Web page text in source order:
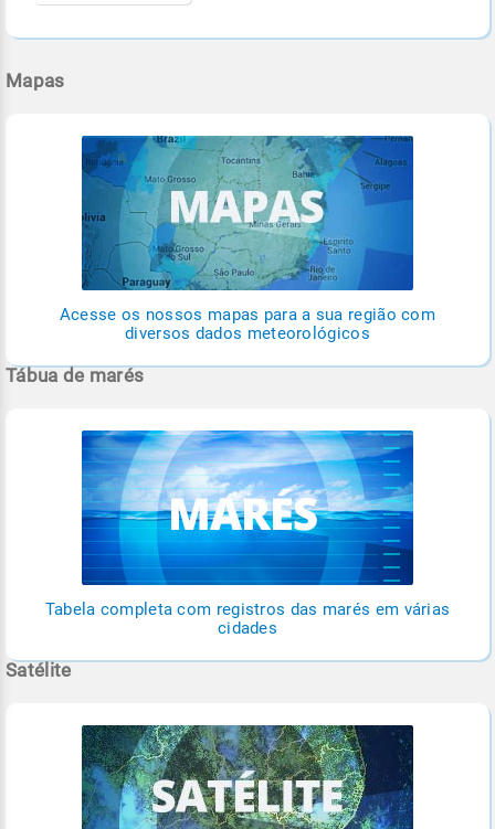
Mapas
Acesse os nossos mapas para a sua região com
diversos dados meteorológicos
Tábua de marés
Tabela completa com registros das marés em várias
cidades
Satélite